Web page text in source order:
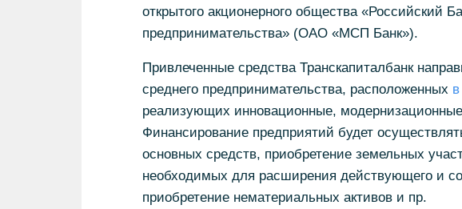
открытого акционерного общества «Российский
предпринимательства» (ОАО «МСП Банк»).
Привлеченные средства Транскапиталбанк
среднего предпринимательства, расположенных
реализующих инновационные,
Финансирование предприятий будет
основных средств, приобретение земельных
необходимых для расширения действующего и
приобретение нематериальных активов и пр.